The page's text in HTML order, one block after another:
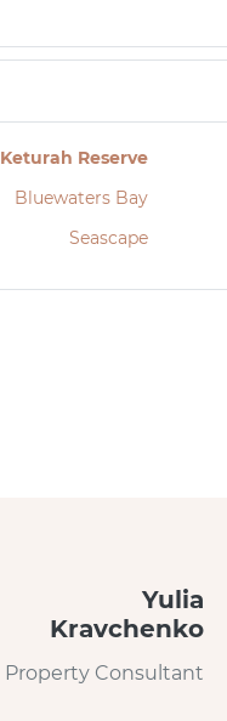
Keturah Reserve
Bluewaters Bay
Seascape
Yulia
Kravchenko
Property Consultant